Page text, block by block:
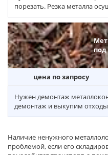
порезать. Резка металла
цена по запросу
Нужен демонтаж
демонтаж и выкупим
Наличие ненужного
проблемой, если его